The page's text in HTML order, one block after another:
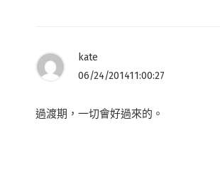
kate
06/24/201411:00:27
過渡期，一切會好過來的。